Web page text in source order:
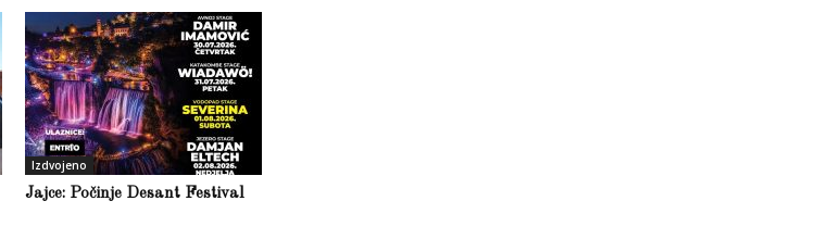
Izdvojeno
Jajce: Počinje Desant Festival